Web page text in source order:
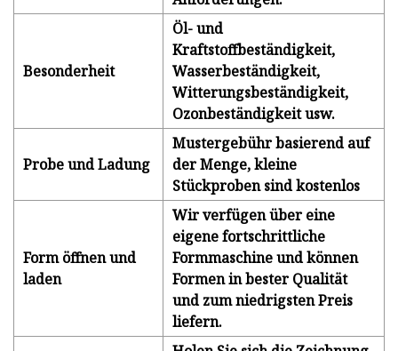
Besonderheit
Öl- und
Kraftstoffbeständigkeit,
Wasserbeständigkeit,
Witterungsbeständigkeit,
Ozonbeständigkeit usw.
Probe und Ladung
Mustergebühr basierend auf
der Menge, kleine
Stückproben sind kostenlos
Form öffnen und
laden
Wir verfügen über eine
eigene fortschrittliche
Formmaschine und können
Formen in bester Qualität
und zum niedrigsten Preis
liefern.